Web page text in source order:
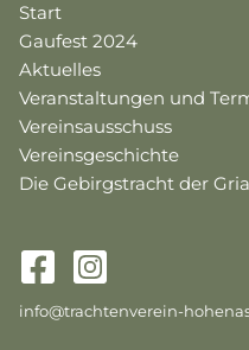
Start
Gaufest 2024
Aktuelles
Veranstaltungen und
Vereinsausschuss
Vereinsgeschichte
Die Gebirgstracht der
info@trachtenverein-